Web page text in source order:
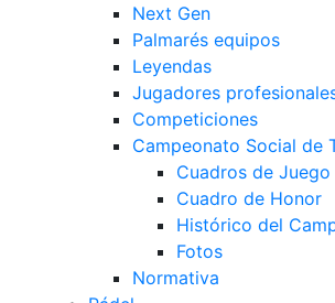
Next Gen
Palmarés equipos
Leyendas
Jugadores
Competiciones
Campeonato Social de
Cuadros de Juego
Cuadro de Honor
Histórico del
Fotos
Normativa